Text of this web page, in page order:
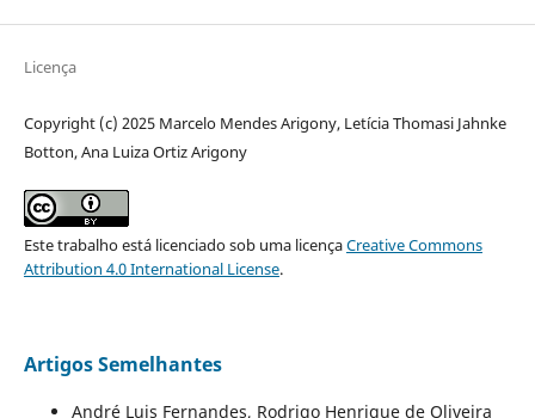
Licença
Copyright (c) 2025 Marcelo Mendes Arigony, Letícia Thomasi Jahnke
Botton, Ana Luiza Ortiz Arigony
Este trabalho está licenciado sob uma licençaCreative Commons
Attribution 4.0 International License.
Artigos Semelhantes
André Luis Fernandes, Rodrigo Henrique de Oliveira